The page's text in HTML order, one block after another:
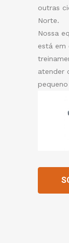
outras
Norte.
Nossa
está em
atender